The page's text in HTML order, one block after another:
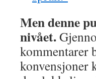
Men denne
nivået.
kommentarer
konvensjoner